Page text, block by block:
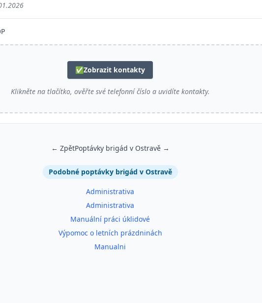
✅Zobrazit kontakty
Klikněte na tlačítko, ověřte své telefonní číslo a uvidíte kontakty.
← ZpětPoptávky brigád v Ostravě →
Podobné poptávky brigád v Ostravě
Administrativa
Administrativa
Manuální práci úklidové
Výpomoc o letních prázdninách
Manualni